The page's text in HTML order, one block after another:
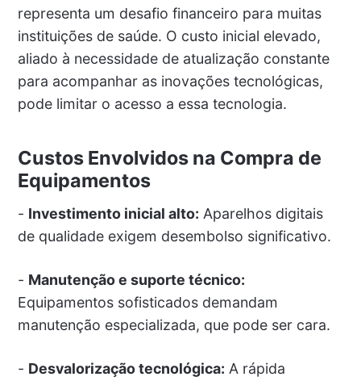
representa um desafio financeiro para muitas
instituições de saúde. O custo inicial elevado,
aliado à necessidade de atualização constante
para acompanhar as inovações tecnológicas,
pode limitar o acesso a essa tecnologia.
Custos Envolvidos na Compra de
Equipamentos
- Investimento inicial alto: Aparelhos digitais
de qualidade exigem desembolso significativo.
- Manutenção e suporte técnico:
Equipamentos sofisticados demandam
manutenção especializada, que pode ser cara.
- Desvalorização tecnológica: A rápida